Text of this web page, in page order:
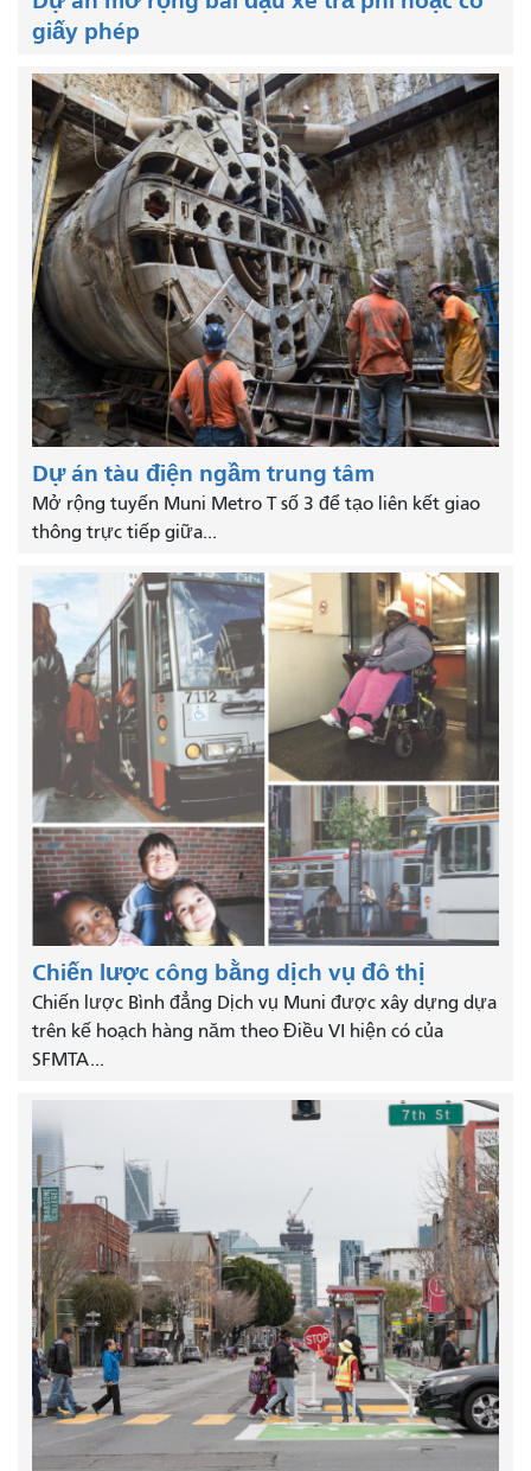
giấy phép
Dự án tàu điện ngầm trung tâm
Mở rộng tuyến Muni Metro T số 3 để tạo liên kết giao
thông trực tiếp giữa...
Chiến lược công bằng dịch vụ đô thị
Chiến lược Bình đẳng Dịch vụ Muni được xây dựng dựa
trên kế hoạch hàng năm theo Điều VI hiện có của
SFMTA...